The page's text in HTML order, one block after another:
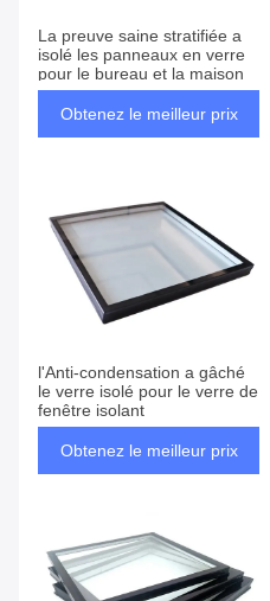
La preuve saine stratifiée a
isolé les panneaux en verre
pour le bureau et la maison
Obtenez le meilleur prix
l'Anti-condensation a gâché
le verre isolé pour le verre de
fenêtre isolant
Obtenez le meilleur prix